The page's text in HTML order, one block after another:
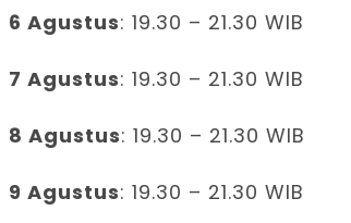
6 Agustus: 19.30 – 21.30 WIB
7 Agustus: 19.30 – 21.30 WIB
8 Agustus: 19.30 – 21.30 WIB
9 Agustus: 19.30 – 21.30 WIB